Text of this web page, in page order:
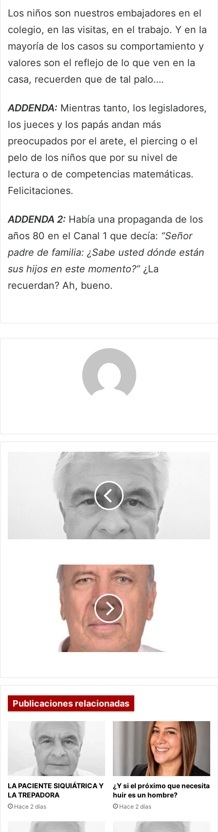
Los niños son nuestros embajadores en el
colegio, en las visitas, en el trabajo. Y en la
mayoría de los casos su comportamiento y
valores son el reflejo de lo que ven en la
casa, recuerden que de tal palo….
ADDENDA: Mientras tanto, los legisladores,
los jueces y los papás andan más
preocupados por el arete, el piercing o el
pelo de los niños que por su nivel de
lectura o de competencias matemáticas.
Felicitaciones.
ADDENDA 2: Había una propaganda de los
años 80 en el Canal 1 que decía: “Señor
padre de familia: ¿Sabe usted dónde están
sus hijos en este momento?” ¿La
recuerdan? Ah, bueno.
Publicaciones relacionadas
LA PACIENTE SIQUIÁTRICA Y
LA TREPADORA
Hace 2 días
¿Y si el próximo que necesita
huir es un hombre?
Hace 2 días